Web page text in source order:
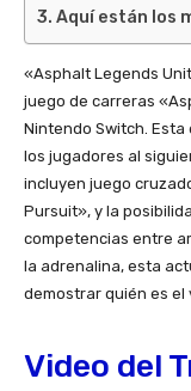
Aquí están los
«Asphalt Legends
juego de carreras
Nintendo Switch.
los jugadores al
incluyen juego
Pursuit», y la
competencias entre
la adrenalina, esta
demostrar quién es el
Video del